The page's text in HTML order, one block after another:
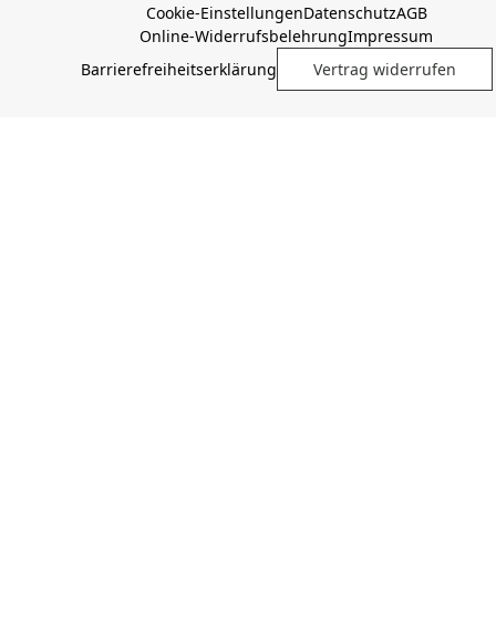
Cookie-EinstellungenDatenschutzAGB
Online-WiderrufsbelehrungImpressum
Barrierefreiheitserklärung
Vertrag widerrufen